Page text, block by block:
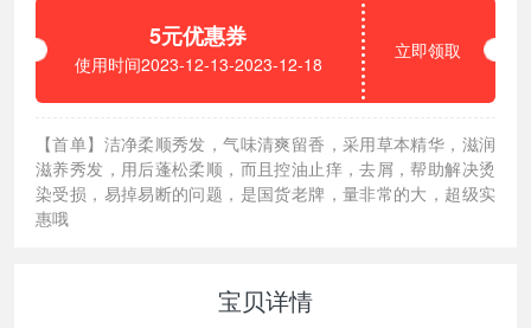
5元优惠券
使用时间2023-12-13-2023-12-18
立即领取
【首单】洁净柔顺秀发，气味清爽留香，采用草本精华，滋润
滋养秀发，用后蓬松柔顺，而且控油止痒，去屑，帮助解决烫
染受损，易掉易断的问题，是国货老牌，量非常的大，超级实
惠哦
宝贝详情